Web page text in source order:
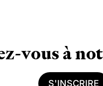
vous à
S'INSCRIRE